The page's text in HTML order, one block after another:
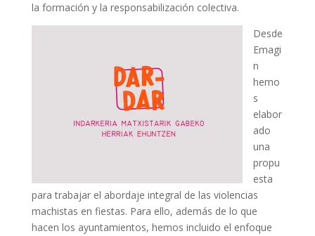
la formación y la responsabilización colectiva.
Desde
Emagi
n
hemo
s
elabor
ado
una
propu
esta
para trabajar el abordaje integral de las violencias
machistas en fiestas. Para ello, además de lo que
hacen los ayuntamientos, hemos incluido el enfoque